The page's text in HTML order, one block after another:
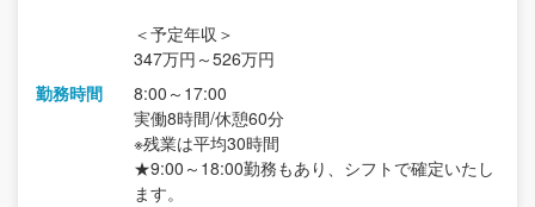
＜予定年収＞
347万円～526万円
勤務時間
8:00～17:00
実働8時間/休憩60分
※残業は平均30時間
★9:00～18:00勤務もあり、シフトで確定いたし
ます。